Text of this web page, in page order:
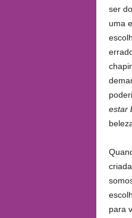
ser
uma
estar
para